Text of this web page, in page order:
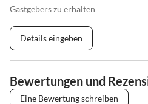
Gastgebers zu erhalten
Details eingeben
Bewertungen und
Eine Bewertung schreiben